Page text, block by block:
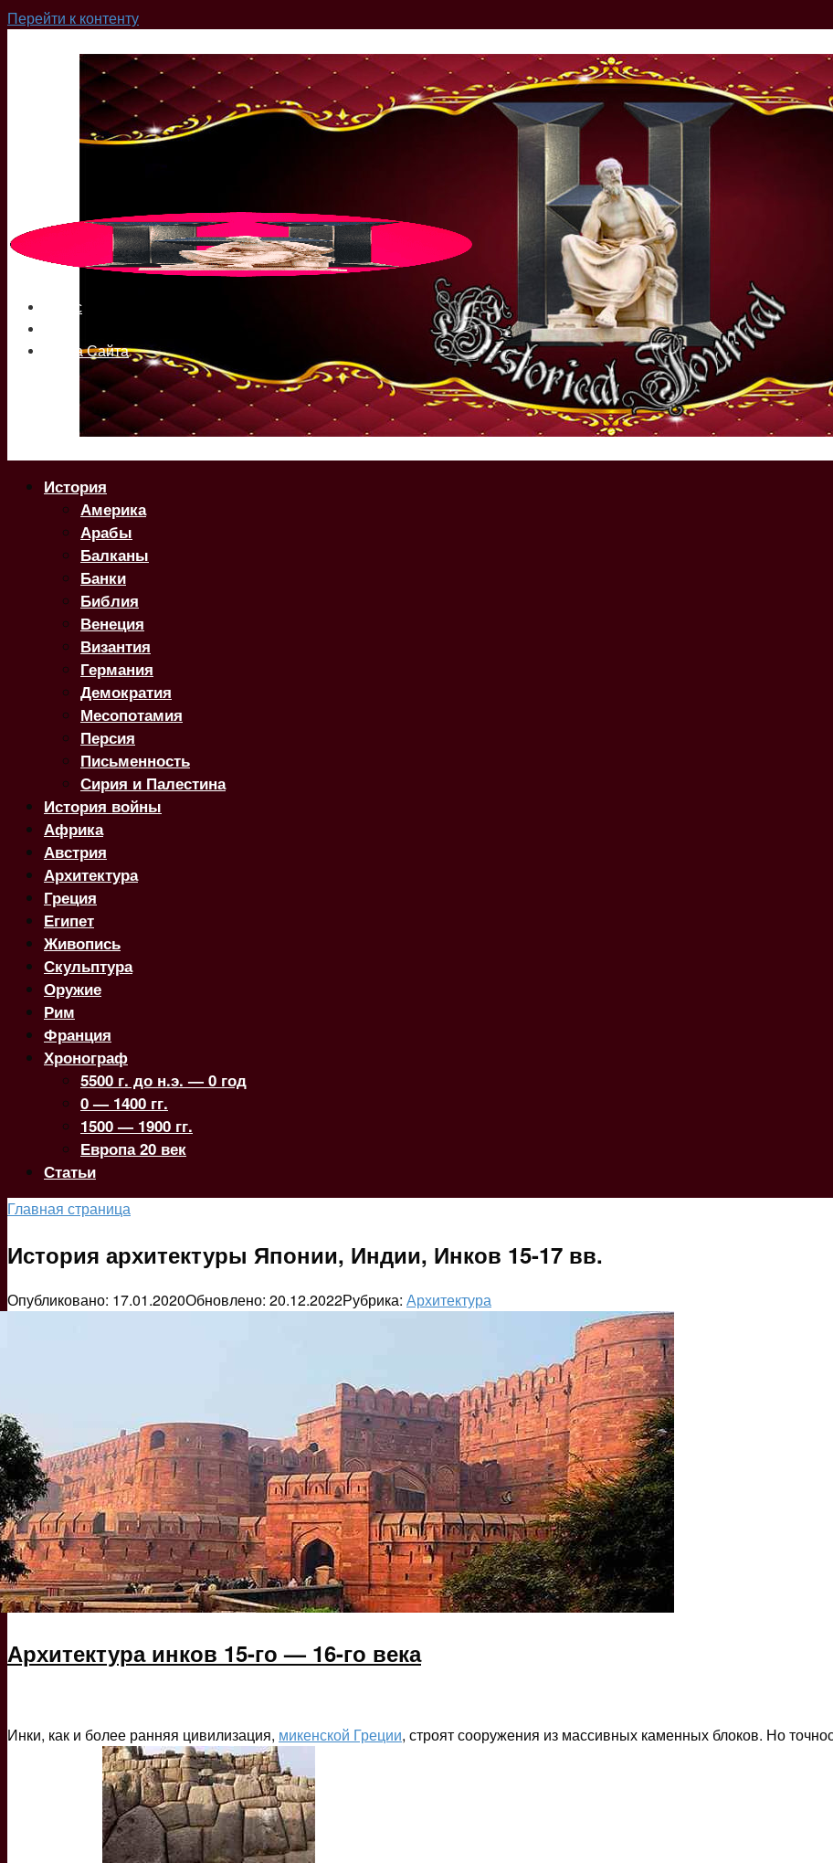
Перейти к контенту
О нас
Карта Сайта
История
Америка
Арабы
Балканы
Банки
Библия
Венеция
Византия
Германия
Демократия
Месопотамия
Персия
Письменность
Сирия и Палестина
История войны
Африка
Австрия
Архитектура
Греция
Египет
Живопись
Скульптура
Оружие
Рим
Франция
Хронограф
5500 г. до н.э. — 0 год
0 — 1400 гг.
1500 — 1900 гг.
Европа 20 век
Статьи
Главная страница
История архитектуры Японии, Индии, Инков 15-17 вв.
Опубликовано: 17.01.2020Обновлено: 20.12.2022Рубрика: Архитектура
Архитектура инков 15-го — 16-го века
Инки, как и более ранняя цивилизация, микенской Греции, строят сооружения из массивных каменных блоков. Но